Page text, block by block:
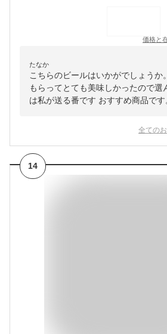
価格と
たなか
こちらのビールはいかがでしょうか
もらってとても美味しかったので選
は私が送る番です おすすめ商品です
全ての
14